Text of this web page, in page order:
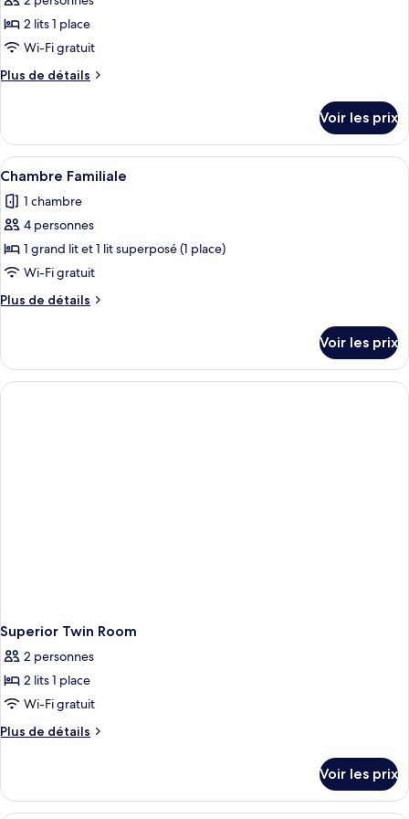
pour
ce
type
de
Chambre
Supérieure
avec
lits
jumeaux
2 lits 1 place
Wi-Fi gratuit
Plus de détails
Plus
le
type
de
Chambre
Supérieure
lits
jumeaux
Voir les prix
Afficher
toutes
les
photos
pour
ce
type
de
Chambre
Familiale
Une chambre d’hôtel avec des lits
4
Chambre Familiale
1 chambre
4 personnes
1 grand lit et 1 lit superposé (1 place)
Wi-Fi gratuit
Plus de détails
Plus
le
type
de
Voir les prix
Superior Twin Room
2 personnes
2 lits 1 place
Wi-Fi gratuit
Plus de détails
Plus
le
type
Voir les prix